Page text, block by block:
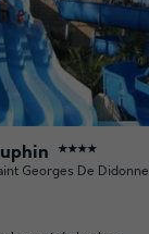
★★★★
Georges De Didonne